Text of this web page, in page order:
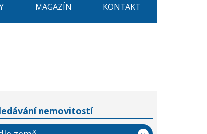
MAGAZÍN KONTAKT
nemovitostí